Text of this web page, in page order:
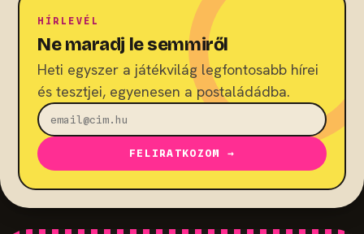
HÍRLEVÉL
Ne maradj le semmiről
Heti egyszer a játékvilág legfontosabb hírei
és tesztjei, egyenesen a postaládádba.
FELIRATKOZOM →